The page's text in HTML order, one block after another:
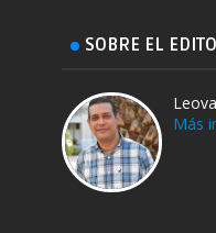
SOBRE EL
Más